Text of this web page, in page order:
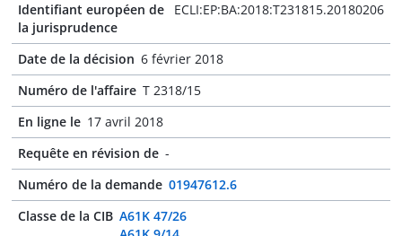
Identifiant européen de
la jurisprudence
ECLI:EP:BA:2018:T231815.20180206
Date de la décision 6 février 2018
Numéro de l'affaire T 2318/15
En ligne le 17 avril 2018
Requête en révision de -
Numéro de la demande 01947612.6
Classe de la CIB A61K 47/26